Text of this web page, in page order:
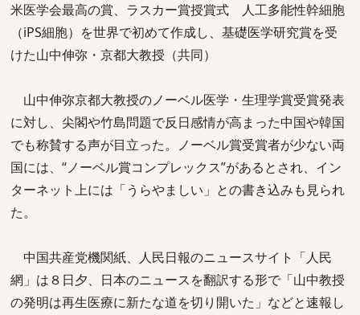
米医学会最高の賞、ラスカー賞授賞式 人工多能性幹細胞
（iPS細胞）を世界で初めて作成し、基礎医学研究賞を受
けた山中伸弥・京都大教授（共同）
山中伸弥京都大教授のノーベル医学・生理学賞受賞発表
に対し、尖閣や竹島問題で反日感情が高まった中国や韓国
でも称賛する声が目立った。ノーベル賞受賞者が少ない両
国には、“ノーベル賞コンプレックス”があるとされ、イン
ターネット上には「うらやましい」との書き込みも見られ
た。
中国共産党機関紙、人民日報のニュースサイト「人民
網」は８日夕、日本のニュースを翻訳する形で「山中教授
の発明は再生医療に新たな道を切り開いた」などと速報し